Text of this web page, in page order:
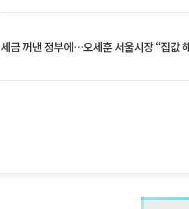
세금 꺼낸 정부에…오세훈 서울시장 “집값